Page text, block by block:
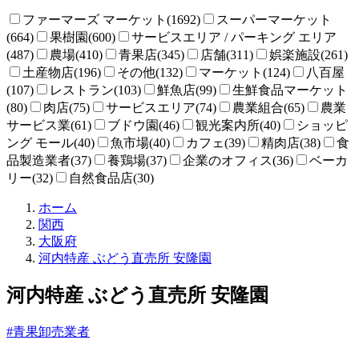
ファーマーズ マーケット(1692)
スーパーマーケット
(664)
果樹園(600)
サービスエリア / パーキング エリア
(487)
農場(410) 青果店(345) 店舗(311)
娯楽施設(261)
土産物店(196)
その他(132) マーケット(124)
八百屋
(107)
レストラン(103) 鮮魚店(99)
生鮮食品マーケット
(80)
肉店(75) サービスエリア(74) 農業組合(65)
農業
サービス業(61)
ブドウ園(46) 観光案内所(40)
ショッピ
ング モール(40)
魚市場(40) カフェ(39) 精肉店(38)
食
品製造業者(37)
養鶏場(37) 企業のオフィス(36)
ベーカ
リー(32)
自然食品店(30)
ホーム
所
ね
と
関西
大阪府
河内特産 ぶどう直売所 安隆園
河内特産 ぶどう直売所 安隆園
#青果卸売業者